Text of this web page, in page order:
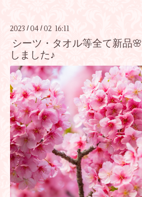
2023 / 04 /02 16:11
シーツ・タオル等全て新品
しました♪